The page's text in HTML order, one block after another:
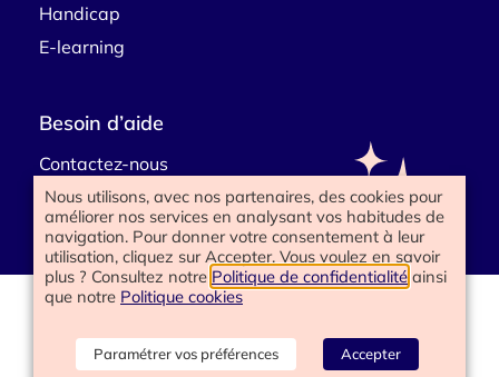
Handicap
E-learning
Besoin d’aide
Contactez-nous
www.happyend.life 2025
Politique de confidentialité
Mentions légales
Nous utilisons, avec nos partenaires, des cookies pour
améliorer nos services en analysant vos habitudes de
navigation. Pour donner votre consentement à leur
utilisation, cliquez sur Accepter. Vous voulez en savoir
plus ? Consultez notre Politique de confidentialité ainsi
que notre Politique cookies
Paramétrer vos préférences Accepter